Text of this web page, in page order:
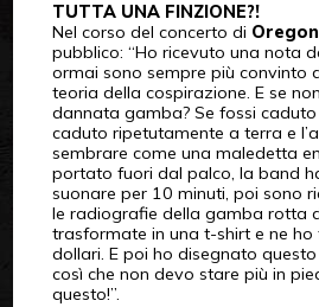
TUTTA UNA FINZIONE?!
Nel corso del concerto di Oregon
pubblico: “Ho ricevuto una nota
ormai sono sempre più convinto
teoria della cospirazione. E se
dannata gamba? Se fossi
caduto ripetutamente a terra e
sembrare come una maledetta
portato fuori dal palco, la band
suonare per 10 minuti, poi sono
le radiografie della gamba rotta
trasformate in una t-shirt e ne
dollari. E poi ho disegnato
così che non devo stare più in
questo!”.